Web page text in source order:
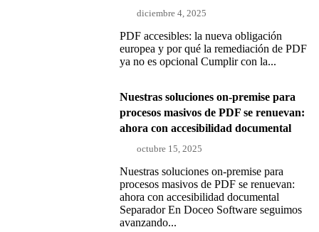
diciembre 4, 2025
PDF accesibles: la nueva obligación
europea y por qué la remediación de PDF
ya no es opcional Cumplir con la...
Nuestras soluciones on-premise para
procesos masivos de PDF se renuevan:
ahora con accesibilidad documental
octubre 15, 2025
Nuestras soluciones on-premise para
procesos masivos de PDF se renuevan:
ahora con accesibilidad documental
Separador En Doceo Software seguimos
avanzando...